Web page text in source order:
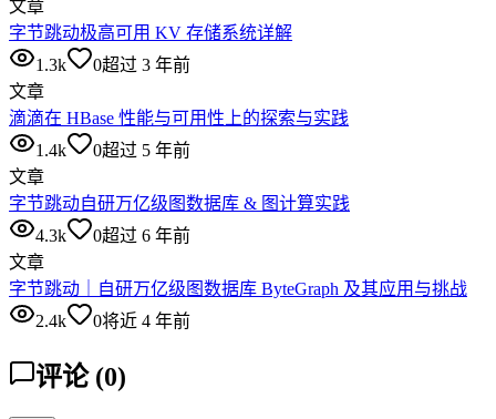
文章
字节跳动极高可用 KV 存储系统详解
1.3k
0超过 3 年前
文章
滴滴在 HBase 性能与可用性上的探索与实践
1.4k
0超过 5 年前
文章
字节跳动自研万亿级图数据库 & 图计算实践
4.3k
0超过 6 年前
文章
字节跳动｜自研万亿级图数据库 ByteGraph 及其应用与挑战
2.4k
0将近 4 年前
评论 (0)